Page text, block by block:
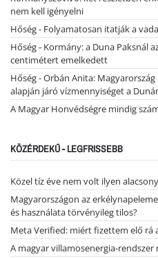
nem kell igényelni
Hőség - Folyamatosan itatják a
Hőség - Kormány: a Duna Paksnál
centimétert emelkedett
Hőség - Orbán Anita:
alapján járó vízmennyiséget a
A Magyar Honvédségre mindig
KÖZÉRDEKŰ - LEGFRISSEBB
Közel tíz éve nem volt ilyen
Magyarországon az
és használata törvényileg tilos?
Meta Verified: miért fizettem elő rá
A magyar villamosenergia-rendszer